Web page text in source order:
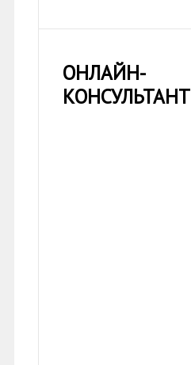
ОНЛАЙН-
КОНСУЛЬТАНТ